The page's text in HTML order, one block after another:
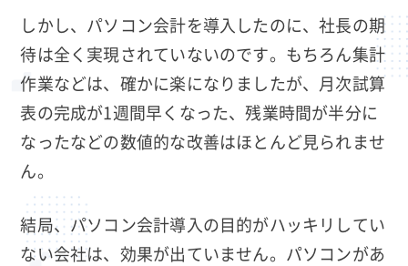
しかし、パソコン会計を導入したのに、社長の期
待は全く実現されていないのです。もちろん集計
作業などは、確かに楽になりましたが、月次試算
表の完成が1週間早くなった、残業時間が半分に
なったなどの数値的な改善はほとんど見られませ
ん。
結局、パソコン会計導入の目的がハッキリしてい
ない会社は、効果が出ていません。パソコンがあ